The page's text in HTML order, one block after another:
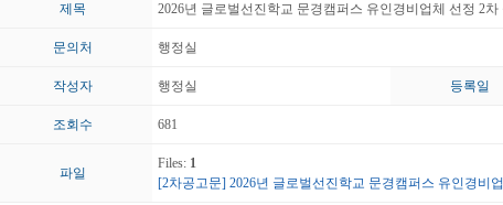
제목 2026년 글로벌선진학교 문경캠퍼스 유인경비업체 선정 2차
문의처 행정실
작성자 행정실 등록일
조회수 681
파일
Files: 1
[2차공고문] 2026년 글로벌선진학교 문경캠퍼스 유인경비